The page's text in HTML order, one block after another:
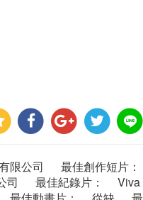
限公司 最佳創作短片：
公司 最佳紀錄片： Viva